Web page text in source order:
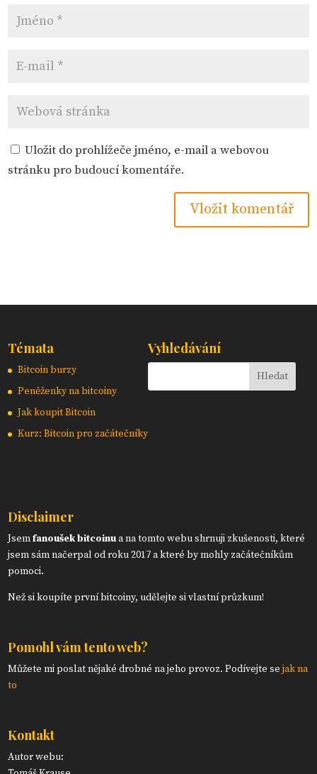
Uložit do prohlížeče jméno, e-mail a webovou
stránku pro budoucí komentáře.
Témata
Bitcoin burzy
Peněženky na bitcoiny
Jak koupit Bitcoin
Kurz: Bitcoin pro začátečníky
Vyhledávání
Disclaimer
Jsemfanoušek bitcoinua na tomto webu shrnuji zkušenosti, které
jsem sám načerpal od roku 2017 a které by mohly začátečníkům
pomoci.
Než si koupíte první bitcoiny, udělejte si vlastní průzkum!
Pomohl vám tento web?
Můžete mi poslat nějaké drobné na jeho provoz. Podívejte sejak na
to
Kontakt
Autor webu: